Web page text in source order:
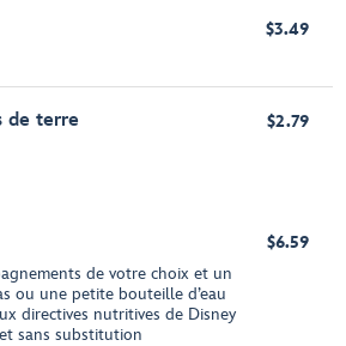
$3.49
de terre $2.79
de votre choix et un
ou une petite bouteille d’eau
directives nutritives de Disney
sans substitution
$6.59